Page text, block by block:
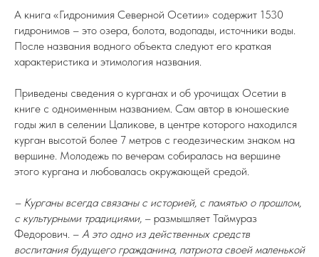
А книга «Гидронимия Северной Осетии» содержит 1530
гидронимов – это озера, болота, водопады, источники воды.
После названия водного объекта следуют его краткая
характеристика и этимология названия.
Приведены сведения о курганах и об урочищах Осетии в
книге с одноименным названием. Сам автор в юношеские
годы жил в селении Цаликове, в центре которого находился
курган высотой более 7 метров с геодезическим знаком на
вершине. Молодежь по вечерам собиралась на вершине
этого кургана и любовалась окружающей средой.
– Курганы всегда связаны с историей, с памятью о прошлом,
с культурными традициями, – размышляет Таймураз
Федорович. – А это одно из действенных средств
воспитания будущего гражданина, патриота своей маленькой